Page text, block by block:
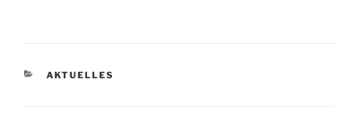
KATEGORIEN
AKTUELLES